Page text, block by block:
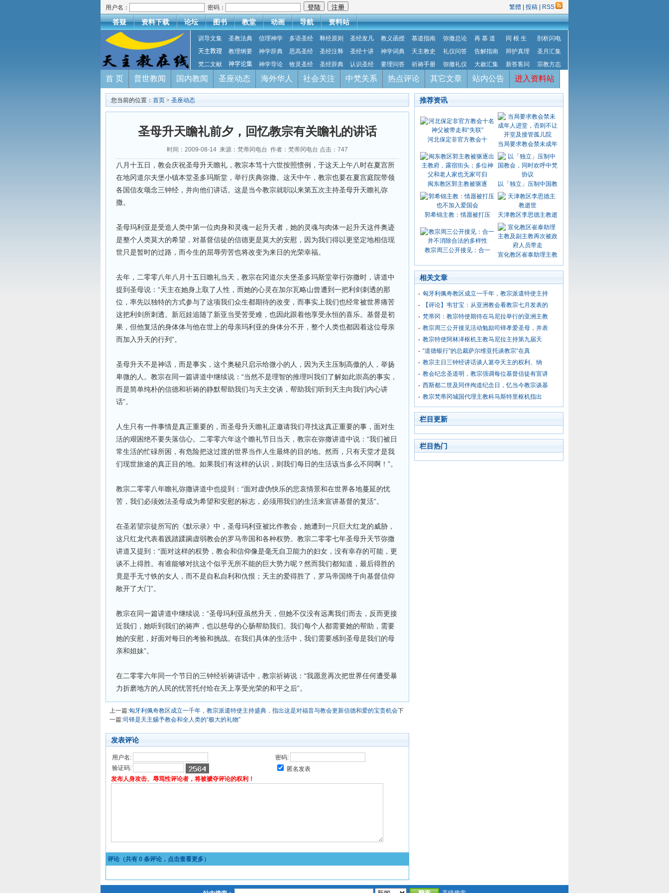
用户名： 密码： 繁體 投稿 RSS
答疑 资料下载 论坛 图书 教堂 动画 导航 资料站
训导文集 圣教法典 信理神学 多语圣经 释经原则 圣经发凡 教义函授 慕道指南 弥撒总论 再 慕 道 同 根 生
剖析闪电
天主教理
教理纲要 神学辞典 思高圣经 圣经注释 圣经十讲 神学词典 天主教史 礼仪问答 告解指南 辩护真理
圣月汇集
梵二文献
神学论集 神学导论 牧灵圣经 圣经辞典 认识圣经 要理问答 祈祷手册 弥撒礼仪 大赦汇集 新答客问 宗教方志
首 页 普世教闻 国内教闻 圣座动态 海外华人 社会关注 中梵关系 热点评论 其它文章 站内公告 进入资料站
您当前的位置： 首页 > 圣座动态
圣母升天瞻礼前夕，回忆教宗有关瞻礼的讲话
时间：2009-08-14 来源：梵蒂冈电台 作者：梵蒂冈电台 点击： 747
八月十五日，教会庆祝圣母升天瞻礼，教宗本笃十六世按照惯例，于这天上午八时在夏宫所
在地冈道尔夫堡小镇本堂圣多玛斯堂，举行庆典弥撒。这天中午，教宗也要在夏宫庭院带领
各国信友颂念三钟经，并向他们讲话。这是当今教宗就职以来第五次主持圣母升天瞻礼弥
撒。
圣母玛利亚是受造人类中第一位肉身和灵魂一起升天者，她的灵魂与肉体一起升天这件奥迹
是整个人类莫大的希望，对基督信徒的信德更是莫大的安慰，因为我们得以更坚定地相信现
世只是暂时的过路，而今生的屈辱劳苦也将改变为来日的光荣幸福。
去年，二零零八年八月十五日瞻礼当天，教宗在冈道尔夫堡圣多玛斯堂举行弥撒时，讲道中
提到圣母说：“天主在她身上取了人性，而她的心灵在加尔瓦略山曾遭到一把利剑刺透的那
位，率先以独特的方式参与了这项我们众生都期待的改变，而事实上我们也经常被世界痛苦
这把利剑所刺透。新厄娃追随了新亚当受苦受难，也因此跟着他享受永恒的喜乐。基督是初
果，但他复活的身体体与他在世上的母亲玛利亚的身体分不开，整个人类也都因着这位母亲
而加入升天的行列”。
圣母升天不是神话，而是事实，这个奥秘只启示给微小的人，因为天主压制高傲的人，举扬
卑微的人。教宗在同一篇讲道中继续说：“当然不是理智的推理叫我们了解如此崇高的事实，
而是简单纯朴的信德和祈祷的静默帮助我们与天主交谈，帮助我们听到天主向我们内心讲
话”。
人生只有一件事情是真正重要的，而圣母升天瞻礼正邀请我们寻找这真正重要的事，面对生
活的艰困绝不要失落信心。二零零六年这个瞻礼节日当天，教宗在弥撒讲道中说：“我们被日
常生活的忙碌所困，有危险把这过渡的世界当作人生最终的目的地。然而，只有天堂才是我
们现世旅途的真正目的地。如果我们有这样的认识，则我们每日的生活该当多么不同啊！”。
教宗二零零八年瞻礼弥撒讲道中也提到：“面对虚伪快乐的悲哀情景和在世界各地蔓延的忧
苦，我们必须效法圣母成为希望和安慰的标志，必须用我们的生活来宣讲基督的复活”。
在圣若望宗徒所写的《默示录》中，圣母玛利亚被比作教会，她遭到一只巨大红龙的威胁，
这只红龙代表着践踏蹂躏虚弱教会的罗马帝国和各种权势。教宗二零零七年圣母升天节弥撒
讲道又提到：“面对这样的权势，教会和信仰像是毫无自卫能力的妇女，没有幸存的可能，更
谈不上得胜。有谁能够对抗这个似乎无所不能的巨大势力呢？然而我们都知道，最后得胜的
竟是手无寸铁的女人，而不是自私自利和仇恨；天主的爱得胜了，罗马帝国终于向基督信仰
敞开了大门”。
教宗在同一篇讲道中继续说：“圣母玛利亚虽然升天，但她不仅没有远离我们而去，反而更接
近我们，她听到我们的祷声，也以慈母的心肠帮助我们。我们每个人都需要她的帮助，需要
她的安慰，好面对每日的考验和挑战。在我们具体的生活中，我们需要感到圣母是我们的母
亲和姐妹”。
在二零零六年同一个节日的三钟经祈祷讲话中，教宗祈祷说：“我愿意再次把世界任何遭受暴
力折磨地方的人民的忧苦托付给在天上享受光荣的和平之后”。
上一篇:匈牙利佩奇教区成立一千年，教宗派遣特使主持盛典，指出这是对福音与教会更新信德和爱的宝贵机会下
一篇:司铎是天主赐予教会和全人类的“极大的礼物”
发表评论
用户名:
密码:
验证码:
匿名发表
发布人身攻击、辱骂性评论者，将被褫夺评论的权利！
评论（共有 0 条评论，点击查看更多）
推荐资讯
河北保定非官方教会十
当局要求教会禁未成年
闽东教区郭主教被驱逐 以「独立」压制中国教
郭希锦主教：情愿被打压 天津教区李思德主教逝
教宗周三公开接见：合一
宣化教区崔泰助理主教
相关文章
匈牙利佩奇教区成立一千年，教宗派遣特使主持
【评论】韦甘宝：从亚洲教会看教宗七月发表的
梵蒂冈：教宗特使期待在马尼拉举行的亚洲主教
教宗周三公开接见活动勉励司铎孝爱圣母，并表
教宗特使阿林泽枢机主教马尼拉主持第九届天
“道德银行”的总裁萨尔维亚托谈教宗“在真
教宗主日三钟经讲话谈人篡夺天主的权利、纳
教会纪念圣道明，教宗强调每位基督信徒有宣讲
西斯都二世及同伴殉道纪念日，忆当今教宗谈基
教宗梵蒂冈城国代理主教科马斯特里枢机指出
栏目更新
栏目热门